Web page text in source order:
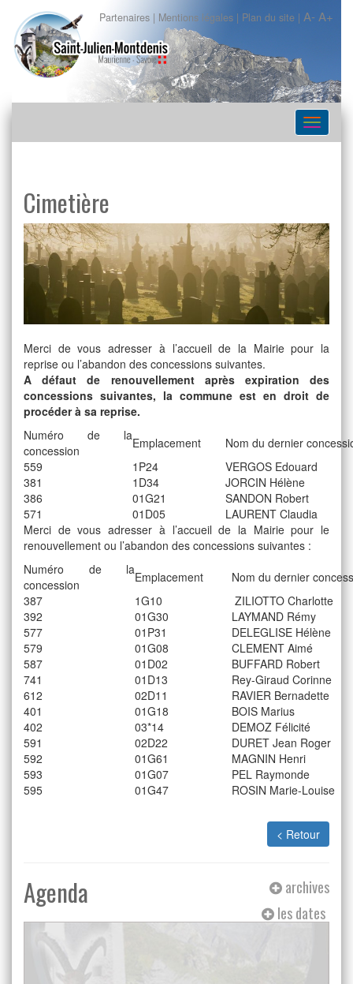
Partenaires | Mentions légales | Plan du site | A- A+
Cimetière
Merci de vous adresser à l’accueil de la Mairie pour la
reprise ou l’abandon des concessions suivantes.
A défaut de renouvellement après expiration des
concessions suivantes, la commune est en droit de
procéder à sa reprise.
Numéro de la
concession
Emplacement
Nom du dernier
559
1P24
VERGOS Edouard
381
1D34
JORCIN Hélène
386
01G21
SANDON Robert
571
01D05
LAURENT Claudia
Merci de vous adresser à l’accueil de la Mairie pour le
renouvellement ou l’abandon des concessions suivantes :
Numéro de la
concession
Emplacement
Nom du dernier
387
1G10
ZILIOTTO Charlotte
392
01G30
LAYMAND Rémy
577
01P31
DELEGLISE Hélène
579
01G08
CLEMENT Aimé
587
01D02
BUFFARD Robert
741
01D13
Rey-Giraud Corinne
612
02D11
RAVIER Bernadette
401
01G18
BOIS Marius
402
03*14
DEMOZ Félicité
591
02D22
DURET Jean Roger
592
01G61
MAGNIN Henri
593
01G07
PEL Raymonde
595
01G47 ROSIN Marie-Louise
< Retour
Agenda
archives
les dates